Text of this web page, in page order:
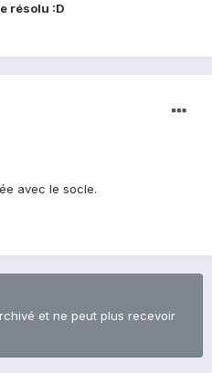
résolu :D
avec le socle.
et ne peut plus recevoir